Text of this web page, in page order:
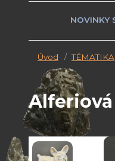
NOVINKY
Úvod TÉMATIKA